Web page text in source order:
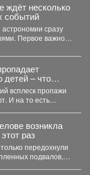
ждёт несколько
событий
сразу
Первое важное
детей – что
всплеск пропажи
И на то есть
возникла
раз
передохнули
подвалов,